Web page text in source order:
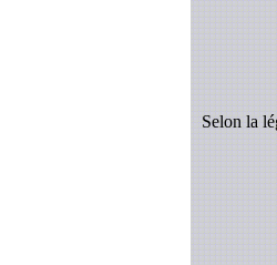
Selon la